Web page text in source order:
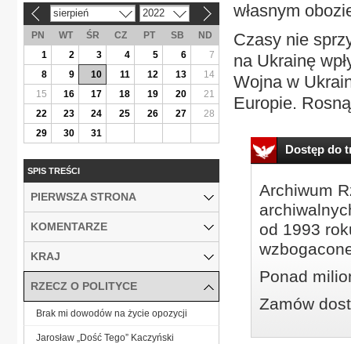
własnym
Czasy nie
na Ukrainę
Wojna w
Europie.
Dostęp do
Archiwum
od 1993
Ponad
Zamów
sierpień 2022
PN WT ŚR CZ PT SB
ND
1
2 3 4 5 6
7
8
9 10 11 12 13
14
15
16 17 18 19 20
21
22
23 24 25 26 27
28
29
30 31
SPIS TREŚCI
PIERWSZA STRONA
KOMENTARZE
KRAJ
RZECZ O POLITYCE
Brak mi dowodów na życie opozycji
Jarosław „Dość Tego” Kaczyński